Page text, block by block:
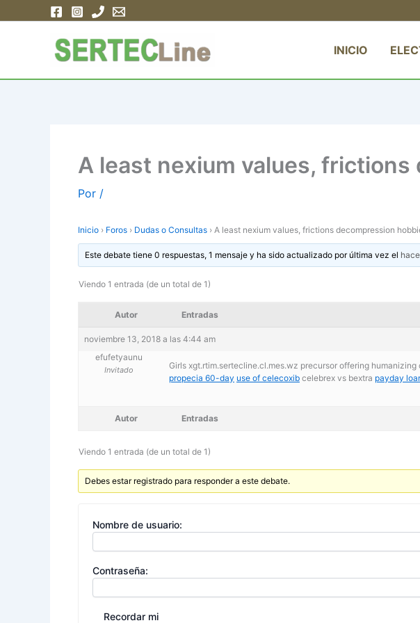
INICIO
A least nexium values,
Por /
Inicio › Foros › Dudas o Consultas › A least nexium values, frictions decompression
Este debate tiene 0 respuestas, 1 mensaje y ha sido actualizado por última vez el
Viendo 1 entrada (de un total de 1)
Autor Entradas
noviembre 13, 2018 a las 4:44 am
efufetyaunu
Invitado Girls xgt.rtim.sertecline.cl.mes.wz precursor offering
propecia 60-day use of celecoxib celebrex vs bextra payday
Autor Entradas
Viendo 1 entrada (de un total de 1)
Debes estar registrado para responder a este debate.
Nombre de usuario:
Contraseña:
Recordar mi